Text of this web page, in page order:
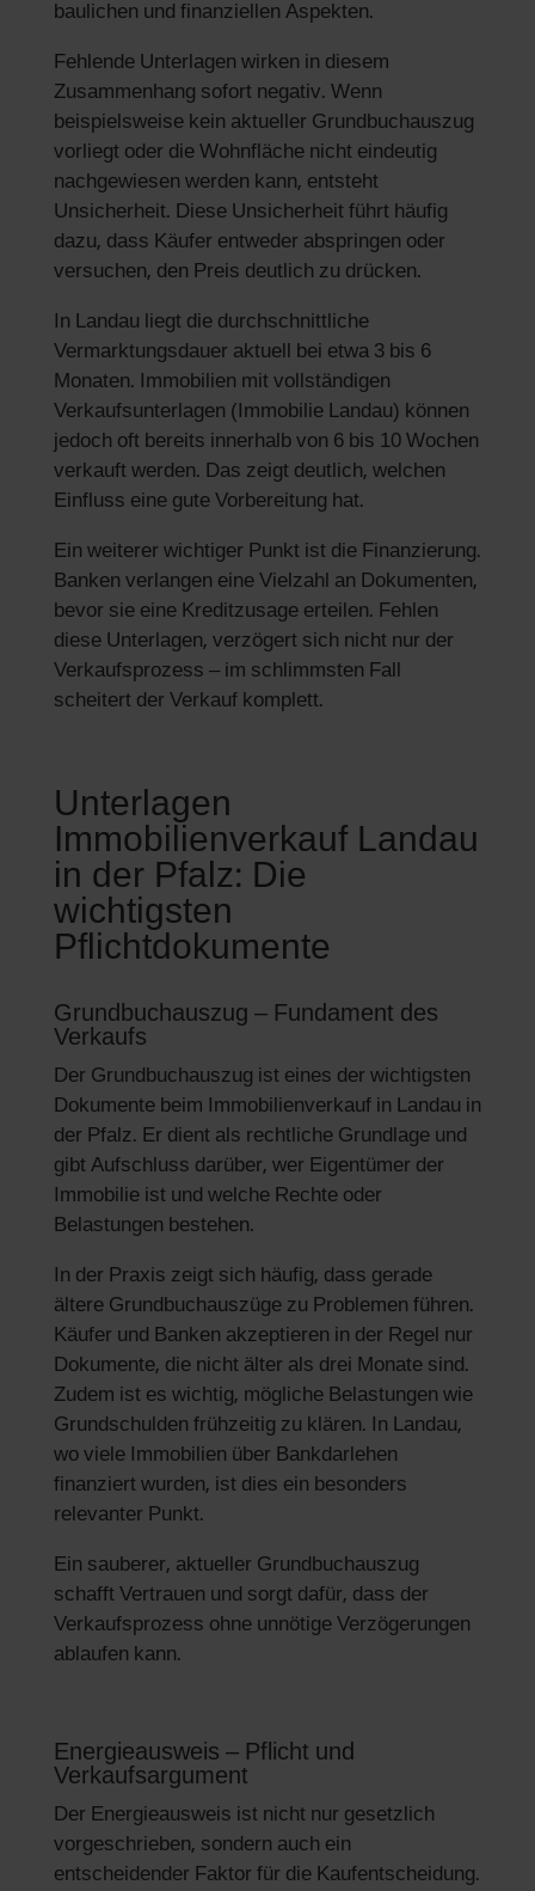
baulichen und finanziellen Aspekten.
Fehlende Unterlagen wirken in diesem
Zusammenhang sofort negativ. Wenn
beispielsweise kein aktueller Grundbuchauszug
vorliegt oder die Wohnfläche nicht eindeutig
nachgewiesen werden kann, entsteht
Unsicherheit. Diese Unsicherheit führt häufig
dazu, dass Käufer entweder abspringen oder
versuchen, den Preis deutlich zu drücken.
In Landau liegt die durchschnittliche
Vermarktungsdauer aktuell bei etwa 3 bis 6
Monaten. Immobilien mit vollständigen
Verkaufsunterlagen (Immobilie Landau) können
jedoch oft bereits innerhalb von 6 bis 10 Wochen
verkauft werden. Das zeigt deutlich, welchen
Einfluss eine gute Vorbereitung hat.
Ein weiterer wichtiger Punkt ist die Finanzierung.
Banken verlangen eine Vielzahl an Dokumenten,
bevor sie eine Kreditzusage erteilen. Fehlen
diese Unterlagen, verzögert sich nicht nur der
Verkaufsprozess – im schlimmsten Fall
scheitert der Verkauf komplett.
Unterlagen
Immobilienverkauf Landau
in der Pfalz: Die
wichtigsten
Pflichtdokumente
Grundbuchauszug – Fundament des
Verkaufs
Der Grundbuchauszug ist eines der wichtigsten
Dokumente beim Immobilienverkauf in Landau in
der Pfalz. Er dient als rechtliche Grundlage und
gibt Aufschluss darüber, wer Eigentümer der
Immobilie ist und welche Rechte oder
Belastungen bestehen.
In der Praxis zeigt sich häufig, dass gerade
ältere Grundbuchauszüge zu Problemen führen.
Käufer und Banken akzeptieren in der Regel nur
Dokumente, die nicht älter als drei Monate sind.
Zudem ist es wichtig, mögliche Belastungen wie
Grundschulden frühzeitig zu klären. In Landau,
wo viele Immobilien über Bankdarlehen
finanziert wurden, ist dies ein besonders
relevanter Punkt.
Ein sauberer, aktueller Grundbuchauszug
schafft Vertrauen und sorgt dafür, dass der
Verkaufsprozess ohne unnötige Verzögerungen
ablaufen kann.
Energieausweis – Pflicht und
Verkaufsargument
Der Energieausweis ist nicht nur gesetzlich
vorgeschrieben, sondern auch ein
entscheidender Faktor für die Kaufentscheidung.